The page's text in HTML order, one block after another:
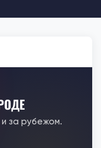
и за рубежом.